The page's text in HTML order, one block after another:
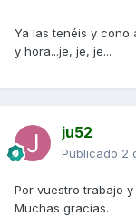
Ya las tenéis y cono
y hora...je, je, je...
ju52
Publicado 2
Por vuestro trabajo
Muchas gracias.